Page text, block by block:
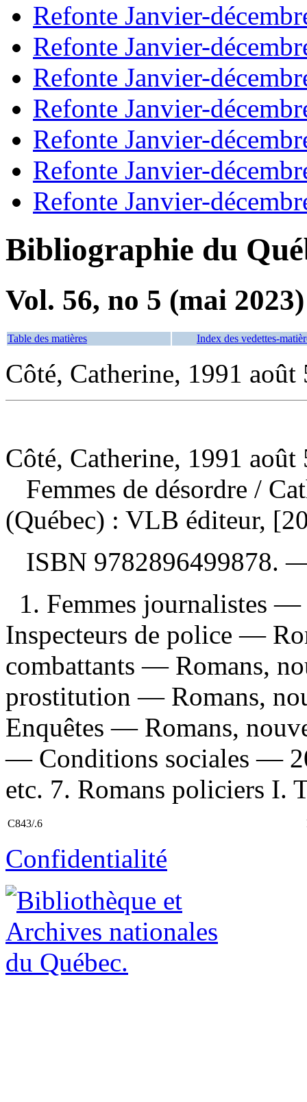
Refonte Janvier-
Refonte Janvier-
Refonte Janvier-
Refonte Janvier-
Refonte Janvier-
Refonte Janvier-
Refonte Janvier-
Bibliographie du
Vol. 56, no 5 (mai 2023)
Table des matières Index des vedettes-
Côté, Catherine, 1991 août
Côté, Catherine, 1991 août
Femmes de désordre /
(Québec) : VLB éditeur,
ISBN 9782896499878.
1. Femmes journalistes
Inspecteurs de police —
combattants — Romans,
prostitution — Romans,
Enquêtes — Romans,
— Conditions sociales —
etc. 7. Romans policiers I.
C843/.6
Confidentialité